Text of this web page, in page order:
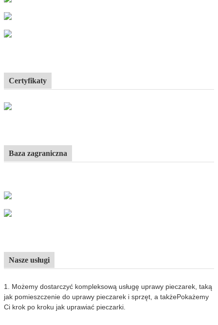
Certyfikaty
Baza zagraniczna
Nasze usługi
1. Możemy dostarczyć kompleksową usługę uprawy pieczarek, taką
jak pomieszczenie do uprawy pieczarek i sprzęt, a takżePokażemy
Ci krok po kroku jak uprawiać pieczarki.